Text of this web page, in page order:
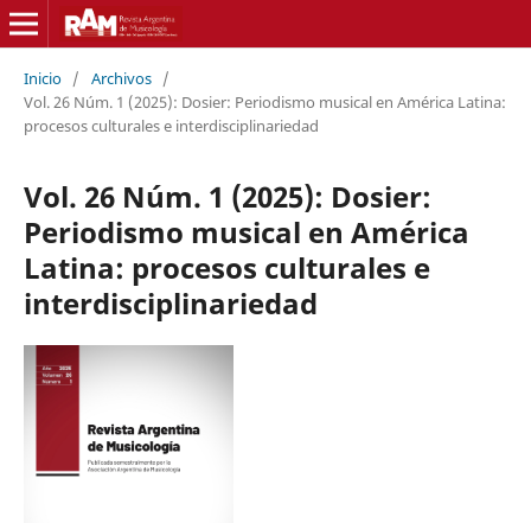
Inicio / Archivos /
Vol. 26 Núm. 1 (2025): Dosier: Periodismo musical en América Latina:
procesos culturales e interdisciplinariedad
Vol. 26 Núm. 1 (2025): Dosier:
Periodismo musical en América
Latina: procesos culturales e
interdisciplinariedad